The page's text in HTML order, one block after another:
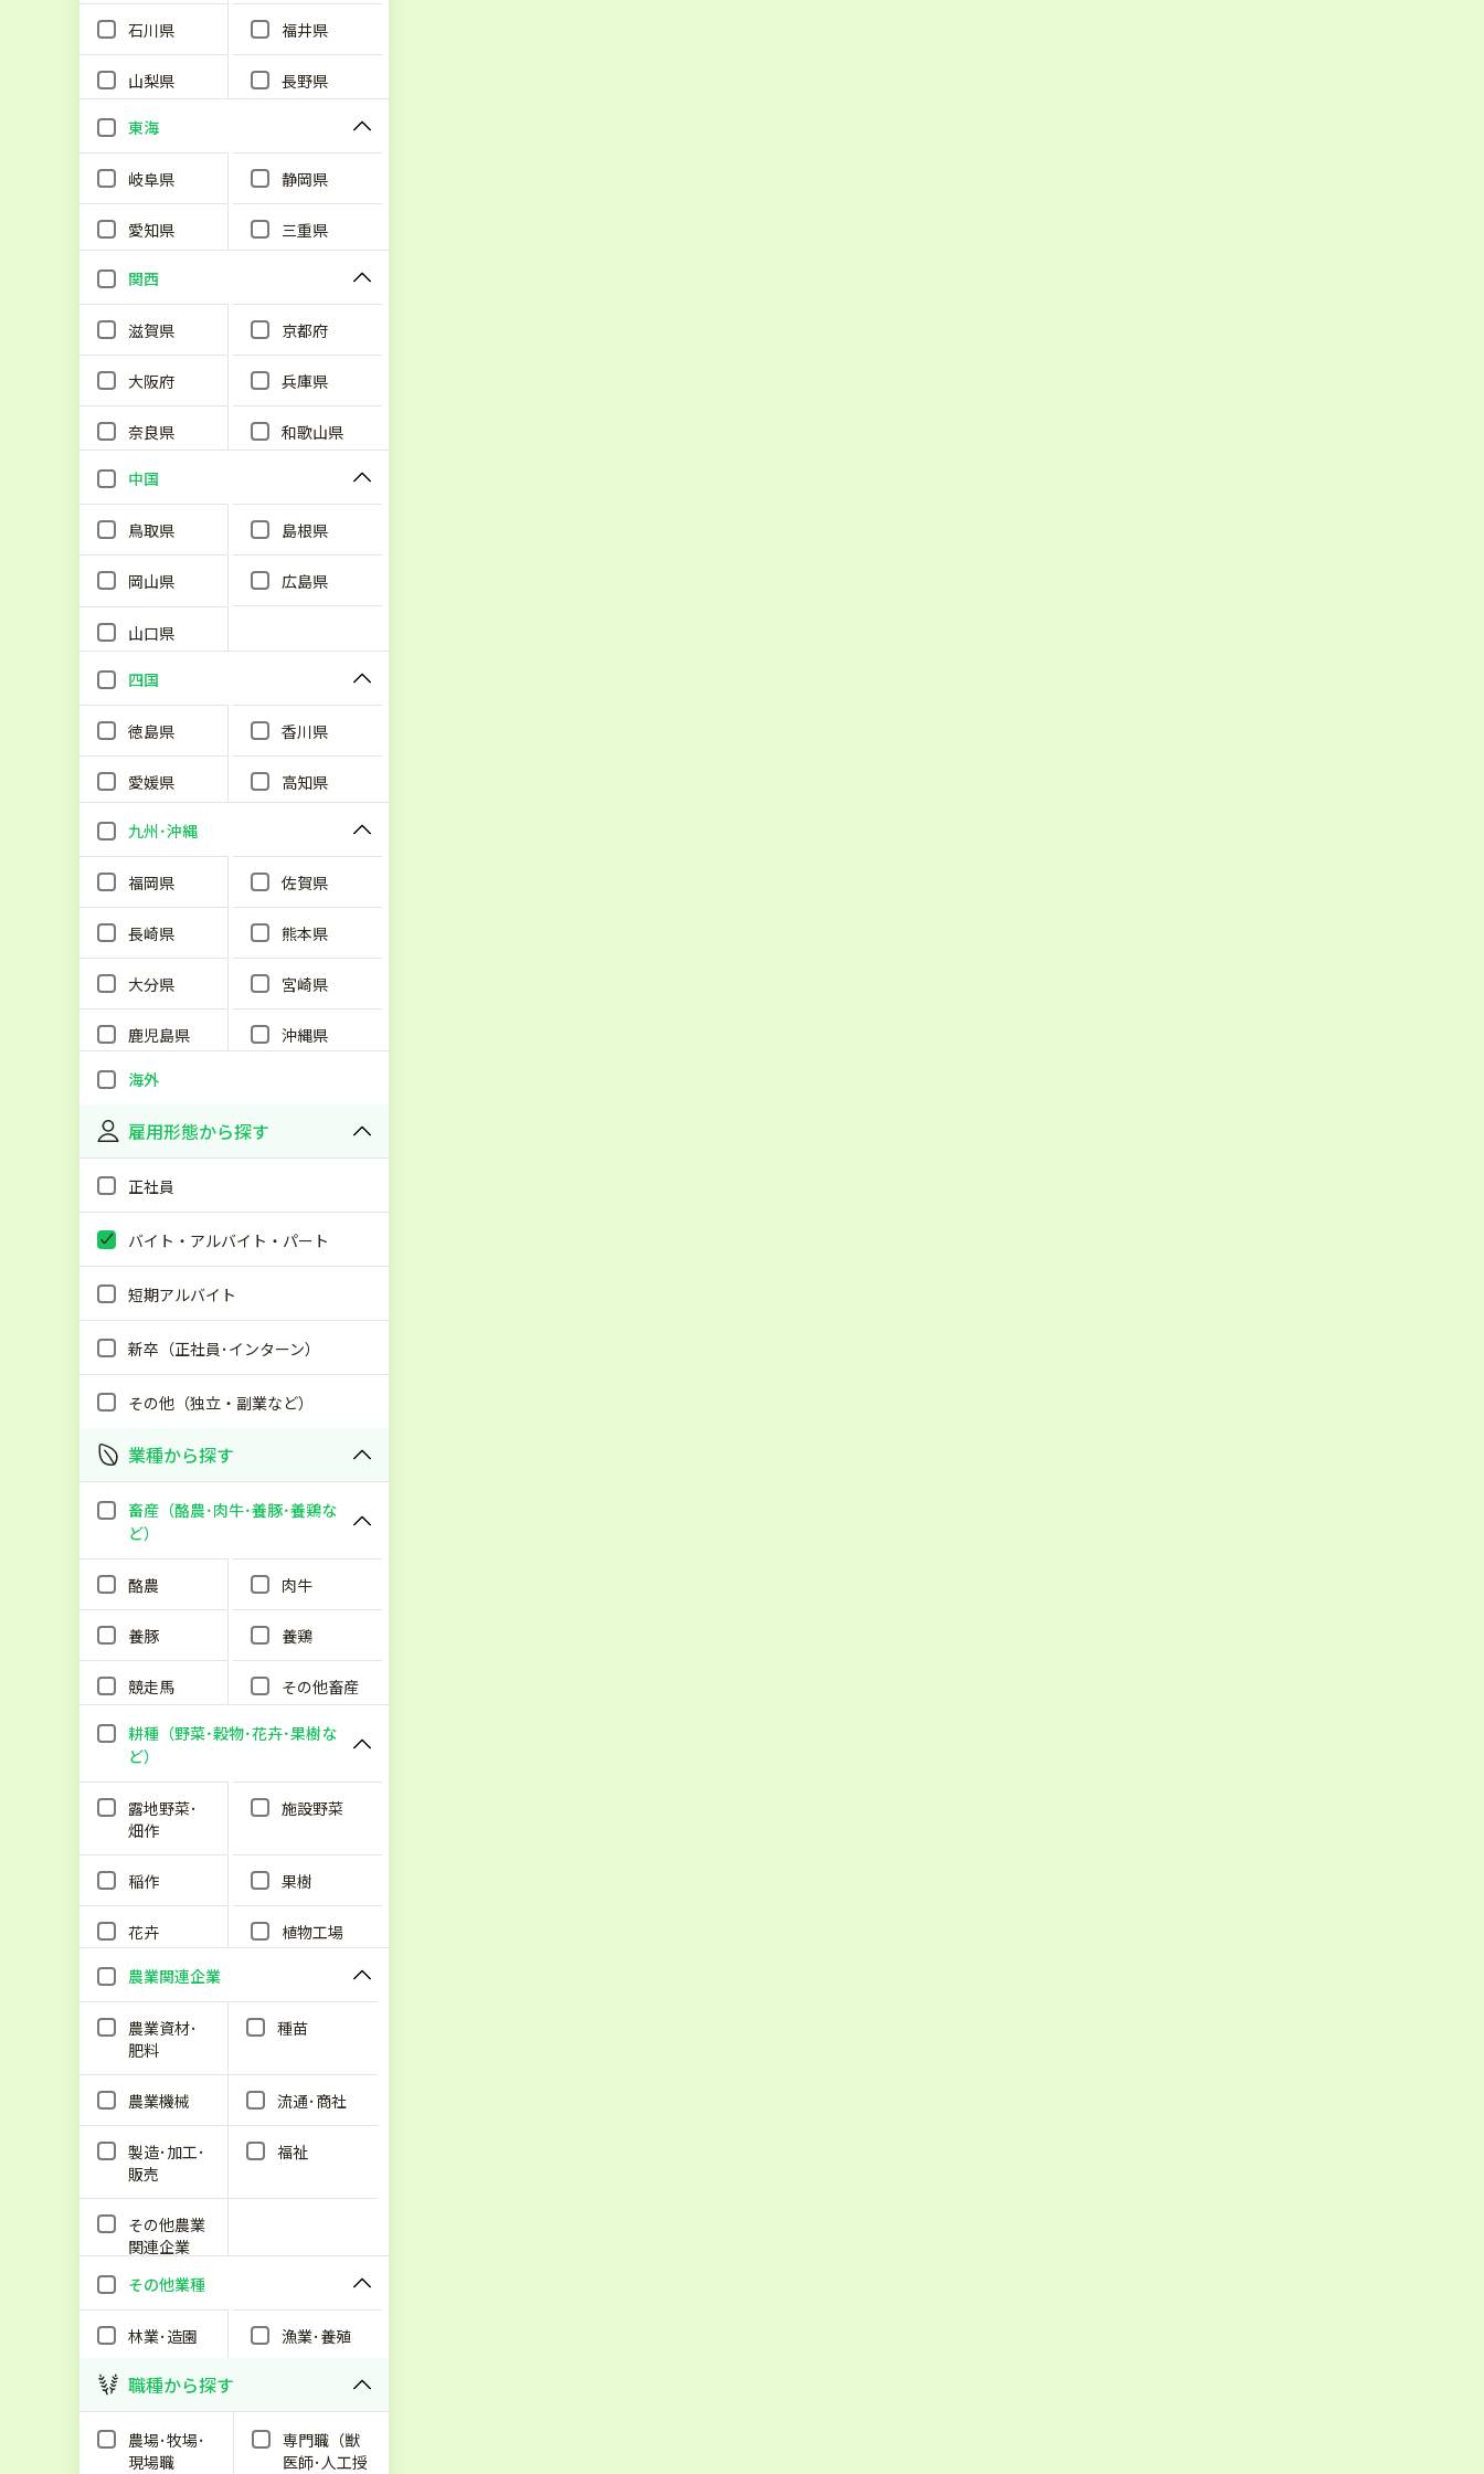
石川県 福井県
山梨県 長野県
東海
岐阜県 静岡県
愛知県 三重県
関西
滋賀県 京都府
大阪府 兵庫県
奈良県 和歌山県
中国
鳥取県 島根県
岡山県 広島県
山口県
四国
徳島県 香川県
愛媛県 高知県
九州･沖縄
福岡県 佐賀県
長崎県 熊本県
大分県 宮崎県
鹿児島県
沖縄県
海外
雇用形態から探す
正社員
バイト・アルバイト・パート
短期アルバイト
新卒（正社員･インターン）
その他（独立・副業など）
業種から探す
畜産（酪農･肉牛･養豚･養鶏な
ど）
酪農 肉牛
養豚 養鶏
競走馬 その他畜産
耕種（野菜･穀物･花卉･果樹な
ど）
露地野菜･
畑作
施設野菜
稲作 果樹
花卉
植物工場
農業関連企業
農業資材･
肥料
種苗
農業機械 流通･商社
製造･加工･
販売
福祉
その他農業
関連企業
その他業種
林業･造園 漁業･養殖
職種から探す
農場･牧場･
現場職
専門職（獣
医師･人工授